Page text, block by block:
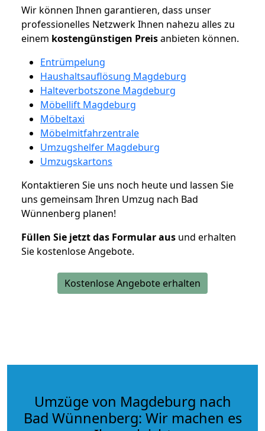
Wir können Ihnen garantieren, dass unser
professionelles Netzwerk Ihnen nahezu alles zu
einem kostengünstigen Preisanbieten können.
Entrümpelung
Haushaltsauflösung Magdeburg
Halteverbotszone Magdeburg
Möbellift Magdeburg
Möbeltaxi
Möbelmitfahrzentrale
Umzugshelfer Magdeburg
Umzugskartons
Kontaktieren Sie uns noch heute und lassen Sie
uns gemeinsam Ihren Umzug nach Bad
Wünnenberg planen!
Füllen Sie jetzt das Formular aus und erhalten
Sie kostenlose Angebote.
Kostenlose Angebote erhalten
Umzüge von Magdeburg nach
Bad Wünnenberg: Wir machen es